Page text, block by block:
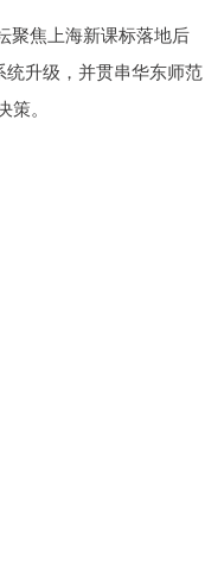
聚焦上海新课标落地后
升级，并贯串华东师范
。